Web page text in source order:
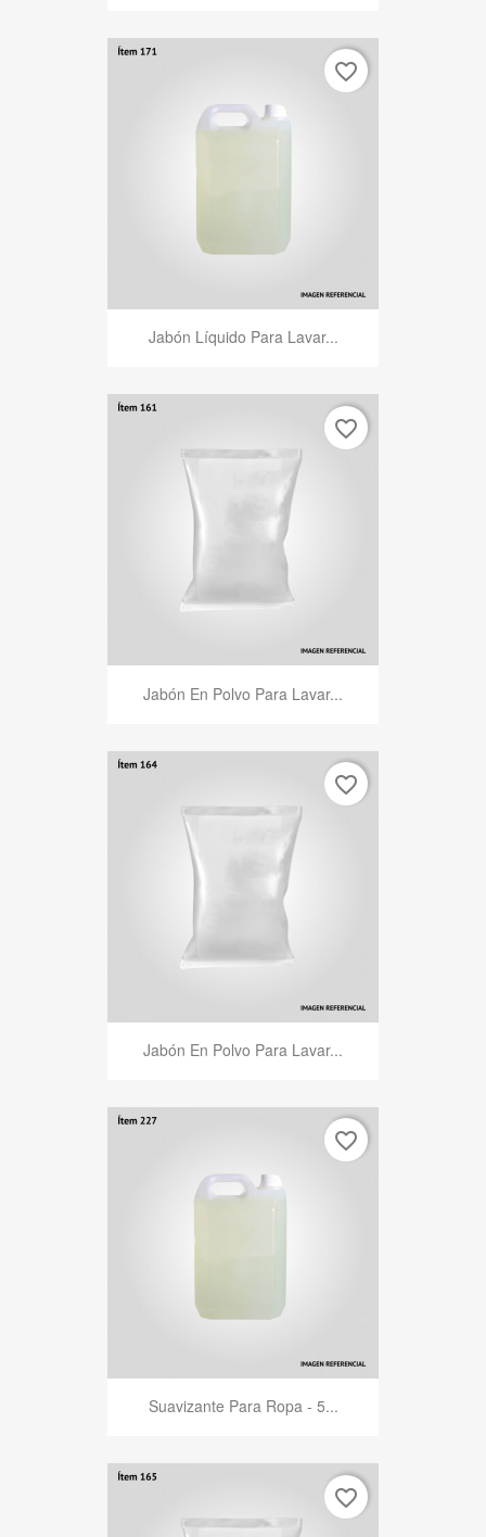
Jabón Líquido Para Lavar...
favorite_border
Jabón En Polvo Para Lavar...
favorite_border
Jabón En Polvo Para Lavar...
favorite_border
Suavizante Para Ropa - 5...
favorite_border
favorite_border